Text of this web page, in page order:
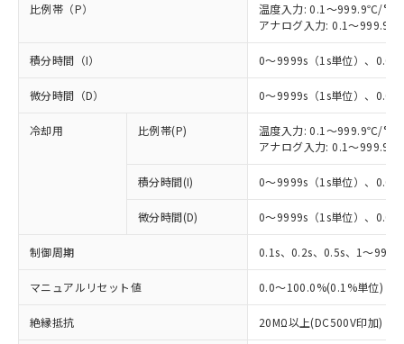
比例帯（P）
温度入力: 0.1～999.9℃/°F
アナログ入力: 0.1～
積分時間（I） 0～9999s（1s単位）、0.0
微分時間（D） 0～9999s（1s単位）、0.0
冷却用 比例帯(P)
温度入力: 0.1～999.9℃/°F
アナログ入力: 0.1～
積分時間(I) 0～9999s（1s単位）、0.0
微分時間(D) 0～9999s（1s単位）、0.0
制御周期 0.1s、0.2s、0.5s、1～99s
マニュアルリセット値 0.0～100.0%(0.1%単位)
絶縁抵抗 20MΩ以上(DC500V印加)
ご利用条件
以下の条件をお読みいただき、同意のうえ
対応済み：EU RoHS指令（10物質）の
非含有に対応した製品が提供可能な商品で
対応予定：EU RoHS指令（10物質）の非含
有に対応した製品に切り替える予定のある
商品です。
対応予定なし：EU RoHS指令（10物質）の
非含有に非対応の商品で、対応品を出す予